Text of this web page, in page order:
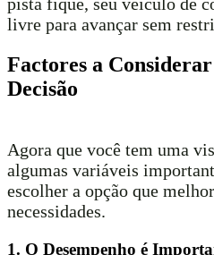
livre para avançar sem
Factores a Considerar
Decisão
Agora que você tem uma
algumas variáveis
escolher a opção que
necessidades.
1. O Desempenho é